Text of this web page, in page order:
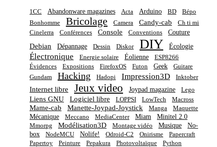
1CC Abandonware magazines Acta Arduino BD
Bépo
Bonhomme
Bricolage Camera Candy-cab
Ch ti mi
Cinelerra
Conférences Console Conventions Couture
Debian Dépannage Dessin Diskor DIY Écologie
Électronique Energie solaire Éolienne
ESP8266
Évidences
Expositions FirefoxOS Futon Geek
Guitare
Gundam
Hacking Hadopi Impression3D Inktober
Internet libre Jeux video Joypad magazine Lego
Liens GNU Logiciel libre LOPPSI LowTech Macross
Mame-cab Manette-Joypad-Joystick Manga Maquette
Mécanique Meccano MediaCenter Miam Minitel 2.0
Mmorpg Modélisation3D Montage vidéo Musique
No-
box
NodeMCU Nolife! Odroid-C2 Onirisme
Papercraft
Papertoy
Peinture Pepakura Photovoltaïque Python